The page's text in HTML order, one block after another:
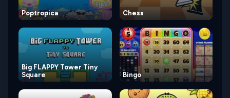
Poptropica Chess
Big FLAPPY Tower Tiny
Square
Bingo